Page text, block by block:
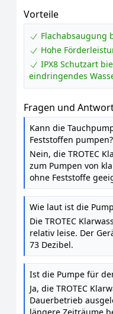
Vorteile
Flachabsaugung
Hohe
IPX8 Schutzart
eindringendes
Fragen und
Klarwasser-
Eintauchtiefe
Kann die
Feststoffen pumpen?
Nein, die TROTEC
zum Pumpen von
ohne Feststoffe
Wie laut ist die
Die TROTEC
relativ leise. Der
73 Dezibel.
Ist die Pumpe für
Ja, die TROTEC
Dauerbetrieb